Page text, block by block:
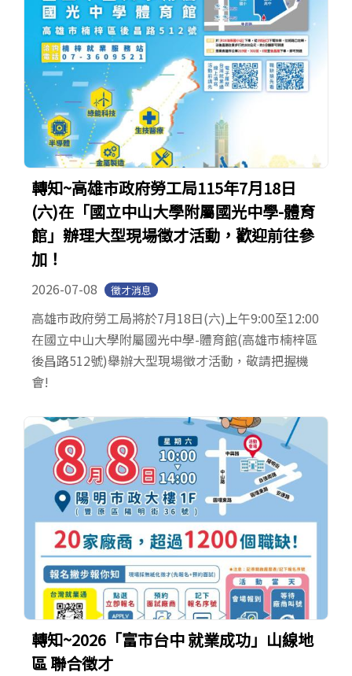
轉知~高雄市政府勞工局115年7月18日
(六)在「國立中山大學附屬國光中學-體育
館」辦理大型現場徵才活動，歡迎前往參
加！
2026-07-08 徵才消息
高雄市政府勞工局將於7月18日(六)上午9:00至12:00
在國立中山大學附屬國光中學-體育館(高雄市楠梓區
後昌路512號)舉辦大型現場徵才活動，敬請把握機
會!
轉知~2026「富市台中 就業成功」山線地
區 聯合徵才